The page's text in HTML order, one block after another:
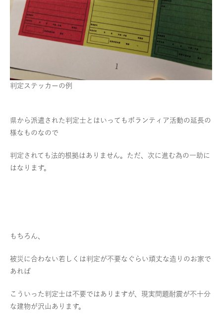
判定ステッカーの例
県から派遣された判定士とはいってもボランティア活動の延長の
様なものなので
判定されても法的根拠はありません。ただ、次に進む為の一助に
はなります。
もちろん、
被災に合わない若しくは判定が不要なぐらい頑丈な造りのお家で
あれば
こういった判定士は不要ではありますが、現実問題耐震が不十分
な建物が沢山あります。